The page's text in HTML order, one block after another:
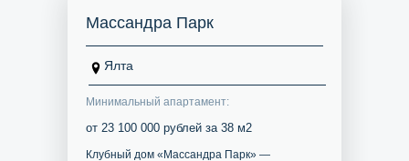
Массандра Парк
Клубный дом «Массандра Парк» —
Ялта
Минимальный апартамент:
от 23 100 000 рублей за 38 м2